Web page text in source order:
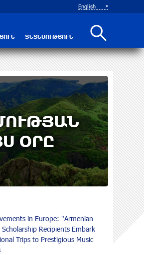
English
ՏՆՏԵՍՈՒԹՅՈՒՆ
ՕՐԸ
in Europe: "Armenian
Recipients Embark
Trips to Prestigious Music